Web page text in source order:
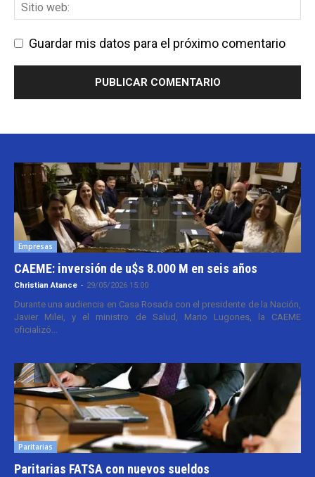
Guardar mis datos para el próximo comentario
Empresas
CAEME: inversión de u$s 8.000 M en seis años
Christian Atance - 29/05/2026 15:00
Durante una audiencia en Casa Rosada con el presidente de la Nación,
Javier Milei, y el ministro de Salud, Mario Lugones, la CAEME
oficializó...
Paritarias
Paritarias FATSA con nuevos sueldos